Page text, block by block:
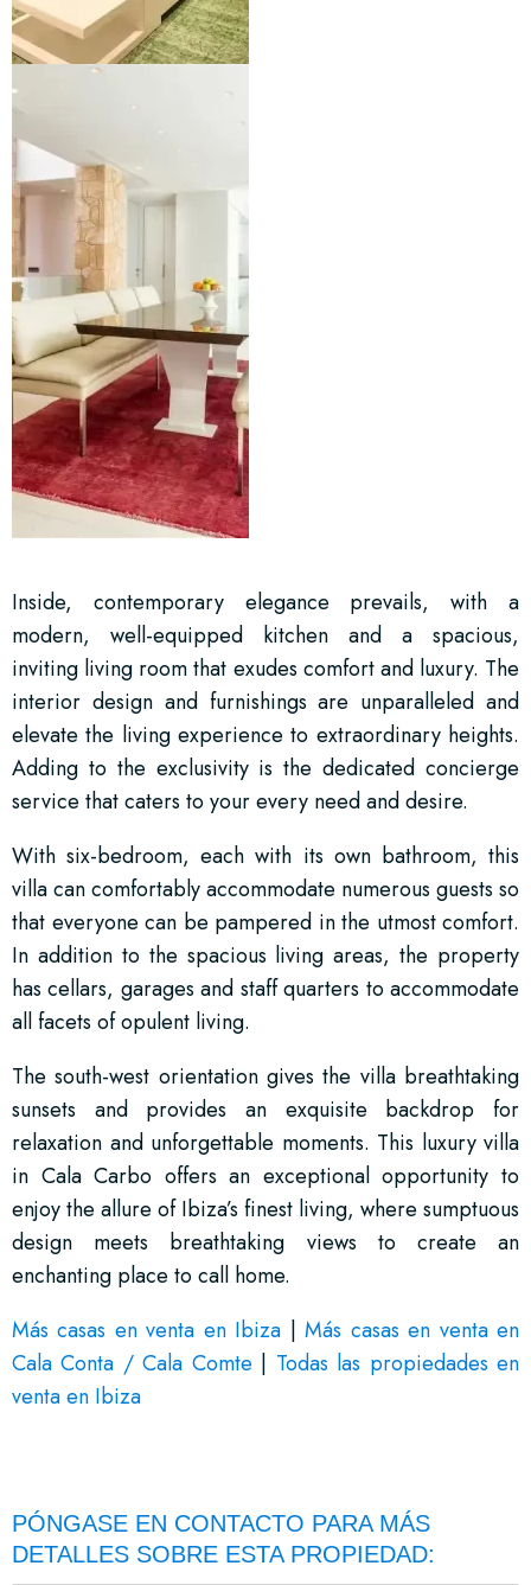
Inside, contemporary elegance prevails, with a
modern, well-equipped kitchen and a spacious,
inviting living room that exudes comfort and luxury. The
interior design and furnishings are unparalleled and
elevate the living experience to extraordinary heights.
Adding to the exclusivity is the dedicated concierge
service that caters to your every need and desire.
With six-bedroom, each with its own bathroom, this
villa can comfortably accommodate numerous guests so
that everyone can be pampered in the utmost comfort.
In addition to the spacious living areas, the property
has cellars, garages and staff quarters to accommodate
all facets of opulent living.
The south-west orientation gives the villa breathtaking
sunsets and provides an exquisite backdrop for
relaxation and unforgettable moments. This luxury villa
in Cala Carbo offers an exceptional opportunity to
enjoy the allure of Ibiza’s finest living, where sumptuous
design meets breathtaking views to create an
enchanting place to call home.
Más casas en venta en Ibiza |Más casas en venta en
Cala Conta / Cala Comte | Todas las propiedades en
venta en Ibiza
PÓNGASE EN CONTACTO PARA MÁS
DETALLES SOBRE ESTA PROPIEDAD: